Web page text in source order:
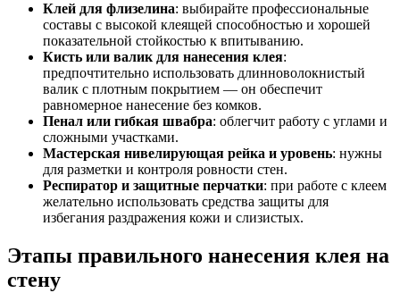
Клей для флизелина: выбирайте профессиональные
составы с высокой клеящей способностью и хорошей
показательной стойкостью к впитыванию.
Кисть или валик для нанесения клея:
предпочтительно использовать длинноволокнистый
валик с плотным покрытием — он обеспечит
равномерное нанесение без комков.
Пенал или гибкая швабра: облегчит работу с углами и
сложными участками.
Мастерская нивелирующая рейка и уровень: нужны
для разметки и контроля ровности стен.
Респиратор и защитные перчатки: при работе с клеем
желательно использовать средства защиты для
избегания раздражения кожи и слизистых.
Этапы правильного нанесения клея на
стену